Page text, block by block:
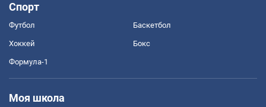
Спорт
Футбол Баскетбол
Хоккей Бокс
Формула-1
Моя школа